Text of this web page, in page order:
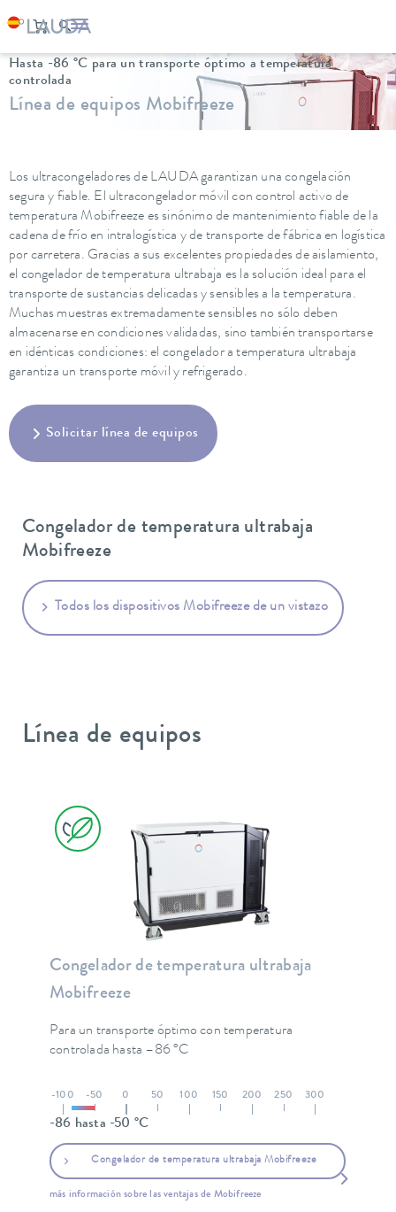
Hasta -86 °C para un transporte óptimo a temperatura
controlada
Línea de equipos Mobifreeze
Los ultracongeladores de LAUDA garantizan una congelación
segura y fiable. El ultracongelador móvil con control activo de
temperatura Mobifreeze es sinónimo de mantenimiento fiable de la
cadena de frío en intralogística y de transporte de fábrica en logística
por carretera. Gracias a sus excelentes propiedades de aislamiento,
el congelador de temperatura ultrabaja es la solución ideal para el
transporte de sustancias delicadas y sensibles a la temperatura.
Muchas muestras extremadamente sensibles no sólo deben
almacenarse en condiciones validadas, sino también transportarse
en idénticas condiciones: el congelador a temperatura ultrabaja
garantiza un transporte móvil y refrigerado.
Solicitar línea de equipos
Congelador de temperatura ultrabaja
Mobifreeze
Todos los dispositivos Mobifreeze de un vistazo
Línea de equipos
Congelador de temperatura ultrabaja
Mobifreeze
Para un transporte óptimo con temperatura
controlada hasta –86 °C
-100 -50 0 50 100 150 200 250 300
-86 hasta -50 °C
Congelador de temperatura ultrabaja Mobifreeze
más información sobre las ventajas de Mobifreeze